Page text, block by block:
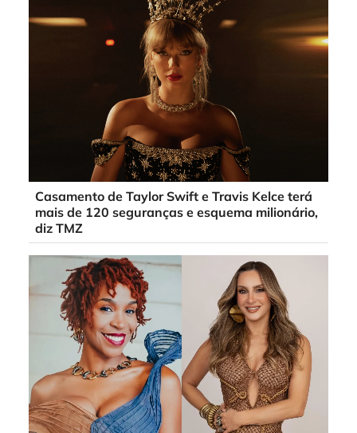
Casamento de Taylor Swift e Travis Kelce terá
mais de 120 seguranças e esquema milionário,
diz TMZ